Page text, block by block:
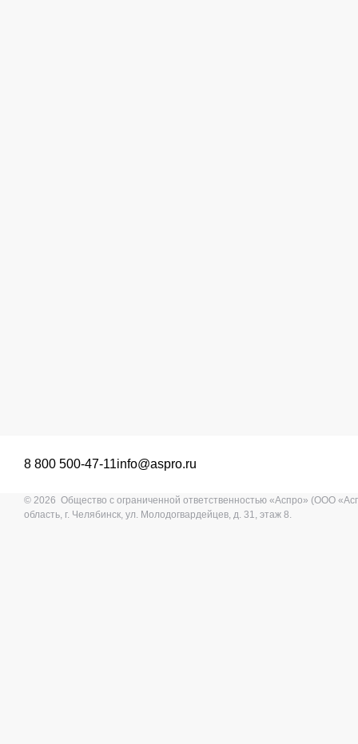
8 800 500-47-11info@aspro.ru
© 2026 Общество с ограниченной ответственностью «Аспро» (ООО
область, г. Челябинск, ул. Молодогвардейцев, д. 31, этаж 8.